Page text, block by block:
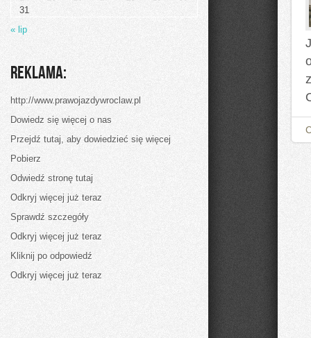
31
« lip
Reklama:
http://www.prawojazdywroclaw.pl
Dowiedz się więcej o nas
Przejdź tutaj, aby dowiedzieć się więcej
Pobierz
Odwiedź stronę tutaj
Odkryj więcej już teraz
Sprawdź szczegóły
Odkryj więcej już teraz
Kliknij po odpowiedź
Odkryj więcej już teraz